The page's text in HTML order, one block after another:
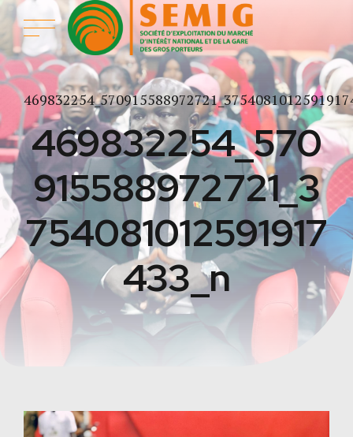
469832254_570
915588972721_3
754081012591917
433_n